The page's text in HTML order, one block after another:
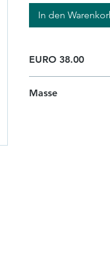
In den
EURO 38.00
Masse